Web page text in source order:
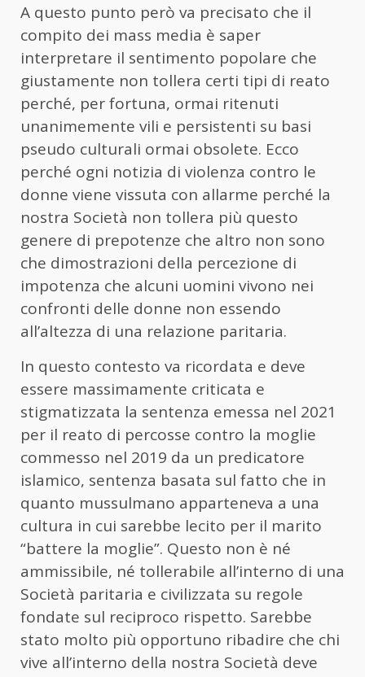
A questo punto però va precisato che il
compito dei mass media è saper
interpretare il sentimento popolare che
giustamente non tollera certi tipi di reato
perché, per fortuna, ormai ritenuti
unanimemente vili e persistenti su basi
pseudo culturali ormai obsolete. Ecco
perché ogni notizia di violenza contro le
donne viene vissuta con allarme perché la
nostra Società non tollera più questo
genere di prepotenze che altro non sono
che dimostrazioni della percezione di
impotenza che alcuni uomini vivono nei
confronti delle donne non essendo
all’altezza di una relazione paritaria.
In questo contesto va ricordata e deve
essere massimamente criticata e
stigmatizzata la sentenza emessa nel 2021
per il reato di percosse contro la moglie
commesso nel 2019 da un predicatore
islamico, sentenza basata sul fatto che in
quanto mussulmano apparteneva a una
cultura in cui sarebbe lecito per il marito
“battere la moglie”. Questo non è né
ammissibile, né tollerabile all’interno di una
Società paritaria e civilizzata su regole
fondate sul reciproco rispetto. Sarebbe
stato molto più opportuno ribadire che chi
vive all’interno della nostra Società deve